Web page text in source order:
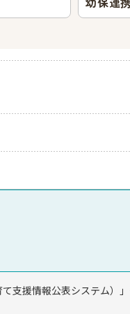
も園
支援情報公表システム）